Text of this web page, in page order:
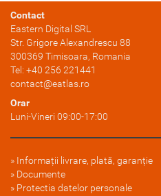
Contact
Eastern Digital SRL
Str. Grigore Alexandrescu 88
300369 Timisoara, Romania
Tel: +40 256 221441
contact@eatlas.ro
Orar
Luni-Vineri 09:00-17:00
Informații livrare, plată, garanție
Documente
Protectia datelor personale